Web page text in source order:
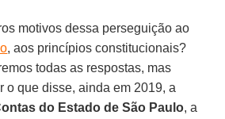
motivos dessa perseguição ao
, aos princípios constitucionais?
todas as respostas, mas
o que disse, ainda em 2019, a
do Estado de São Paulo, a